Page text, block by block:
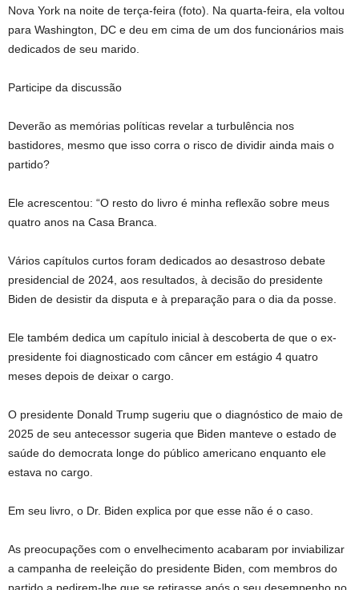
Nova York na noite de terça-feira (foto). Na quarta-feira, ela voltou
para Washington, DC e deu em cima de um dos funcionários mais
dedicados de seu marido.
Participe da discussão
Deverão as memórias políticas revelar a turbulência nos
bastidores, mesmo que isso corra o risco de dividir ainda mais o
partido?
Ele acrescentou: “O resto do livro é minha reflexão sobre meus
quatro anos na Casa Branca.
Vários capítulos curtos foram dedicados ao desastroso debate
presidencial de 2024, aos resultados, à decisão do presidente
Biden de desistir da disputa e à preparação para o dia da posse.
Ele também dedica um capítulo inicial à descoberta de que o ex-
presidente foi diagnosticado com câncer em estágio 4 quatro
meses depois de deixar o cargo.
O presidente Donald Trump sugeriu que o diagnóstico de maio de
2025 de seu antecessor sugeria que Biden manteve o estado de
saúde do democrata longe do público americano enquanto ele
estava no cargo.
Em seu livro, o Dr. Biden explica por que esse não é o caso.
As preocupações com o envelhecimento acabaram por inviabilizar
a campanha de reeleição do presidente Biden, com membros do